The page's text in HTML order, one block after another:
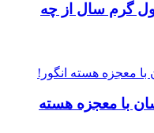
گرم سال از چه
با معجزه هسته